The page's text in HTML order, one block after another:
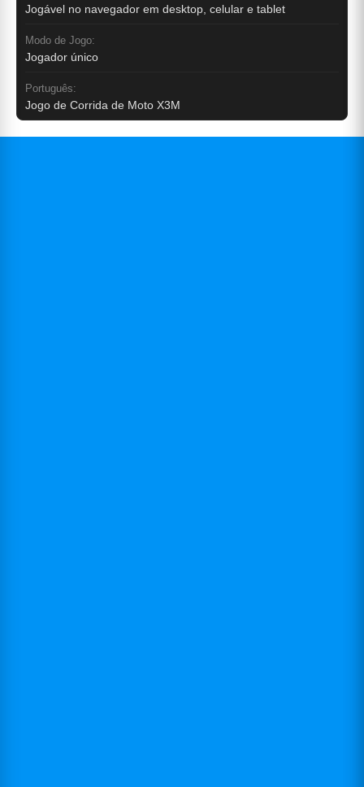
Jogável no navegador em desktop, celular e tablet
Modo de Jogo:
Jogador único
Português:
Jogo de Corrida de Moto X3M